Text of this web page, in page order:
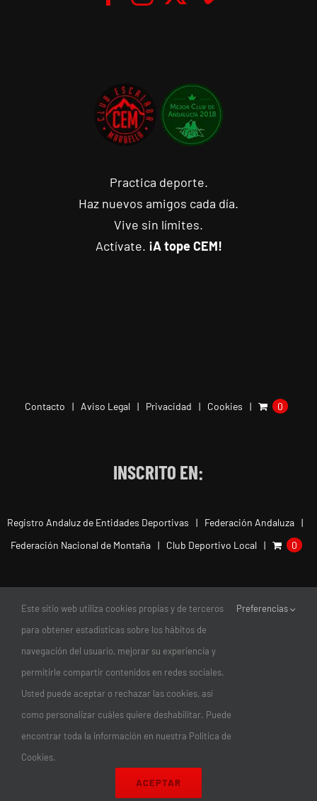
Practica deporte.
Haz nuevos amigos cada día.
Vive sin límites.
Actívate. ¡A tope CEM!
Contacto Aviso Legal Privacidad Cookies 0
INSCRITO EN:
Registro Andaluz de Entidades Deportivas
Federación Andaluza
Federación Nacional de Montaña
Club Deportivo Local 0
© Copyright 2011-2026 |
Este sitio web utiliza cookies propias y de terceros
para obtener estadísticas sobre los hábitos de
navegación del usuario, mejorar su experiencia y
permitirle compartir contenidos en redes sociales.
Usted puede aceptar o rechazar las cookies, así
como personalizar cuáles quiere deshabilitar. Puede
encontrar toda la información en nuestra Política de
Cookies.
Preferencias
ACEPTAR